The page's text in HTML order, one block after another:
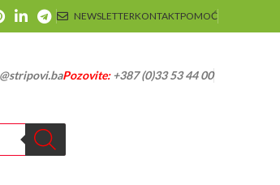
NEWSLETTERKONTAKTPOMOĆ
Pozovite:+387 (0)33 53 44 00